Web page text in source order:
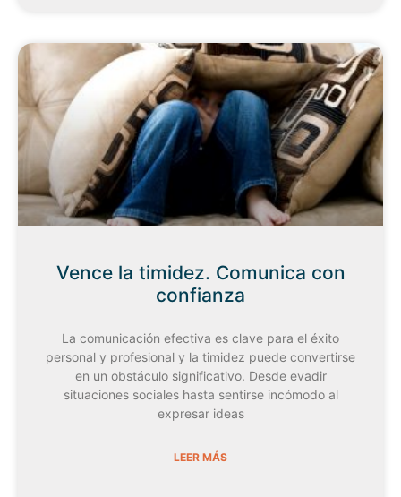
Vence la timidez. Comunica con
confianza
La comunicación efectiva es clave para el éxito
personal y profesional y la timidez puede convertirse
en un obstáculo significativo. Desde evadir
situaciones sociales hasta sentirse incómodo al
expresar ideas
LEER MÁS